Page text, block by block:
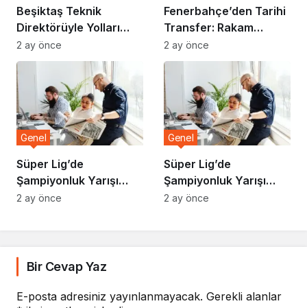
Beşiktaş Teknik
Direktörüyle Yolları
Ayırdı
2 ay önce
Fenerbahçe’den Tarihi
Transfer: Rakam
Dudak Uçuklattı
2 ay önce
Süper Lig’de
Şampiyonluk Yarışı
Kızışıyor
Genel
2 ay önce
Süper Lig’de
Şampiyonluk Yarışı
Kızışıyor
Genel
2 ay önce
Bir Cevap Yaz
E-posta adresiniz yayınlanmayacak. Gerekli alanlar